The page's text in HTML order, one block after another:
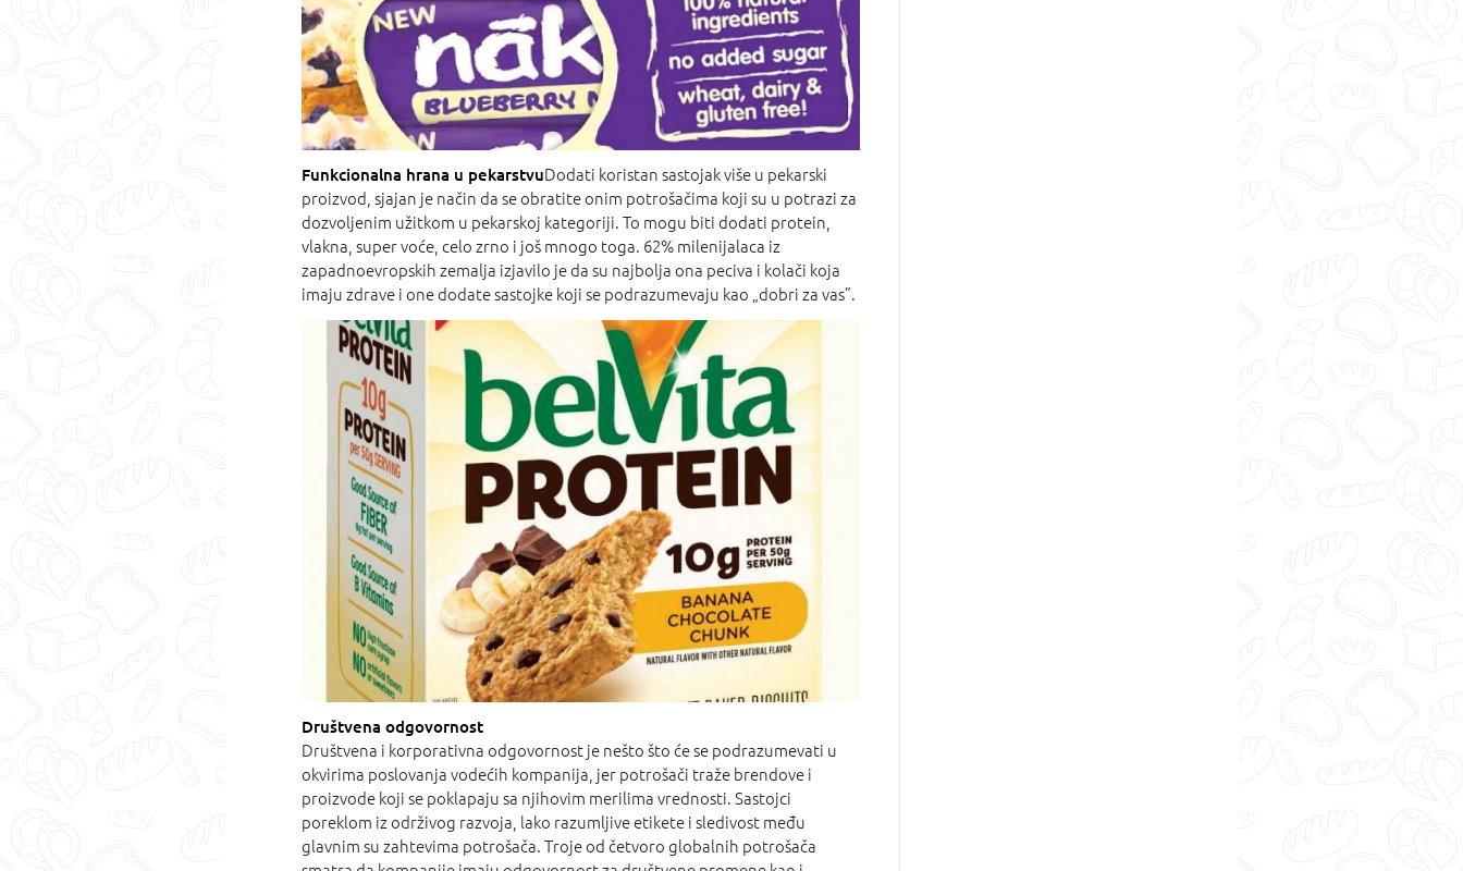
Funkcionalna hrana u pekarstvuDodati koristan sastojak više u pekarski
proizvod, sjajan je način da se obratite onim potrošačima koji su u potrazi za
dozvoljenim užitkom u pekarskoj kategoriji. To mogu biti dodati protein,
vlakna, super voće, celo zrno i još mnogo toga. 62% milenijalaca iz
zapadnoevropskih zemalja izjavilo je da su najbolja ona peciva i kolači koja
imaju zdrave i one dodate sastojke koji se podrazumevaju kao „dobri za vas”.
Društvena odgovornost
Društvena i korporativna odgovornost je nešto što će se podrazumevati u
okvirima poslovanja vodećih kompanija, jer potrošači traže brendove i
proizvode koji se poklapaju sa njihovim merilima vrednosti. Sastojci
poreklom iz održivog razvoja, lako razumljive etikete i sledivost među
glavnim su zahtevima potrošača. Troje od četvoro globalnih potrošača